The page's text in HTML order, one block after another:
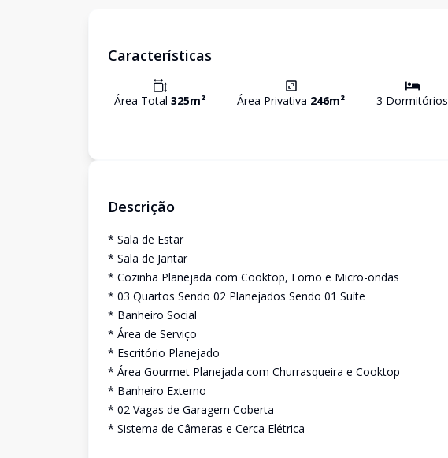
Características
Área Total 325m² Área Privativa 246m² 3 Dormitórios
Descrição
* Sala de Estar
* Sala de Jantar
* Cozinha Planejada com Cooktop, Forno e Micro-ondas
* 03 Quartos Sendo 02 Planejados Sendo 01 Suíte
* Banheiro Social
* Área de Serviço
* Escritório Planejado
* Área Gourmet Planejada com Churrasqueira e Cooktop
* Banheiro Externo
* 02 Vagas de Garagem Coberta
* Sistema de Câmeras e Cerca Elétrica